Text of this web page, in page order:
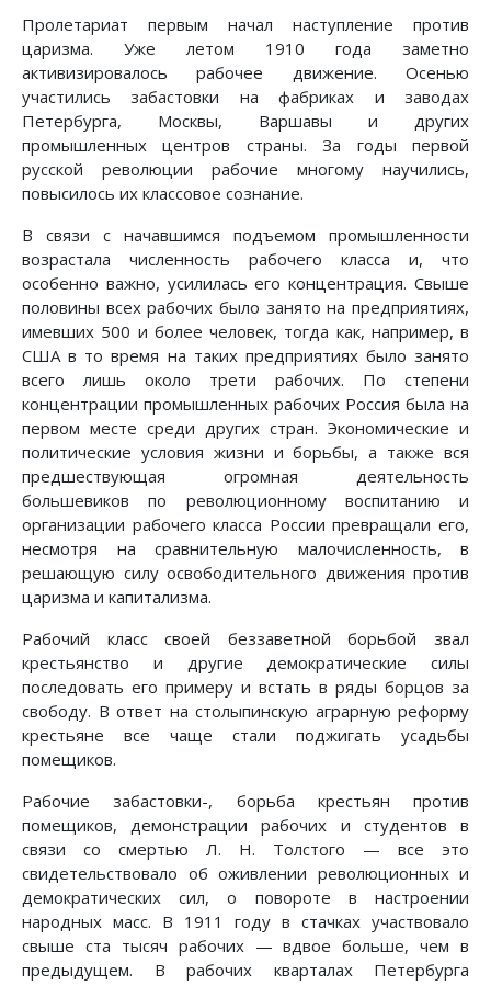
Пролетариат первым начал наступление против
царизма. Уже летом 1910 года заметно
активизировалось рабочее движение. Осенью
участились забастовки на фабриках и заводах
Петербурга, Москвы, Варшавы и других
промышленных центров страны. За годы первой
русской революции рабочие многому научились,
повысилось их классовое сознание.
В связи с начавшимся подъемом промышленности
возрастала численность рабочего класса и, что
особенно важно, усилилась его концентрация. Свыше
половины всех рабочих было занято на предприятиях,
имевших 500 и более человек, тогда как, например, в
США в то время на таких предприятиях было занято
всего лишь около трети рабочих. По степени
концентрации промышленных рабочих Россия была на
первом месте среди других стран. Экономические и
политические условия жизни и борьбы, а также вся
предшествующая огромная деятельность
большевиков по революционному воспитанию и
организации рабочего класса России превращали его,
несмотря на сравнительную малочисленность, в
решающую силу освободительного движения против
царизма и капитализма.
Рабочий класс своей беззаветной борьбой звал
крестьянство и другие демократические силы
последовать его примеру и встать в ряды борцов за
свободу. В ответ на столыпинскую аграрную реформу
крестьяне все чаще стали поджигать усадьбы
помещиков.
Рабочие забастовки-, борьба крестьян против
помещиков, демонстрации рабочих и студентов в
связи со смертью Л. Н. Толстого — все это
свидетельствовало об оживлении революционных и
демократических сил, о повороте в настроении
народных масс. В 1911 году в стачках участвовало
свыше ста тысяч рабочих — вдвое больше, чем в
предыдущем. В рабочих кварталах Петербурга